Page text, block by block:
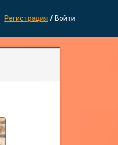
Регистрация / Войти